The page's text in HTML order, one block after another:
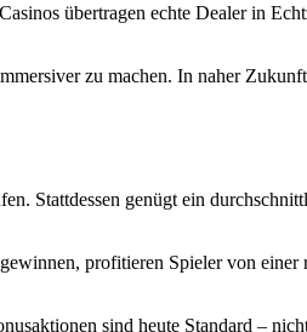
übertragen echte Dealer in
zu machen. In naher
Stattdessen genügt ein
profitieren Spieler von einer
sind heute Standard –